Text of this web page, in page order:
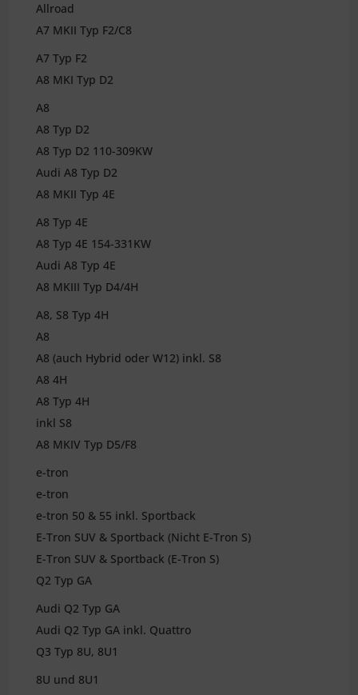
Allroad
A7 MKII Typ F2/C8
A7 Typ F2
A8 MKI Typ D2
A8
A8 Typ D2
A8 Typ D2 110-309KW
Audi A8 Typ D2
A8 MKII Typ 4E
A8 Typ 4E
A8 Typ 4E 154-331KW
Audi A8 Typ 4E
A8 MKIII Typ D4/4H
A8, S8 Typ 4H
A8
A8 (auch Hybrid oder W12) inkl. S8
A8 4H
A8 Typ 4H
inkl S8
A8 MKIV Typ D5/F8
e-tron
e-tron
e-tron 50 & 55 inkl. Sportback
E-Tron SUV & Sportback (Nicht E-Tron S)
E-Tron SUV & Sportback (E-Tron S)
Q2 Typ GA
Audi Q2 Typ GA
Audi Q2 Typ GA inkl. Quattro
Q3 Typ 8U, 8U1
8U und 8U1